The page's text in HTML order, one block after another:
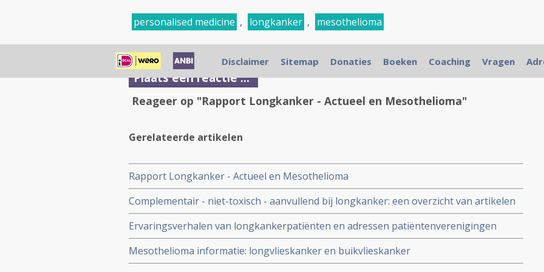
personalised medicine , longkanker , mesothelioma
Plaats een reactie ...
Reageer op "Rapport Longkanker - Actueel en Mesothelioma"
Gerelateerde artikelen
Rapport Longkanker - Actueel en Mesothelioma
Complementair - niet-toxisch - aanvullend bij longkanker: een overzicht van artikelen
en studie resultaten met niet toxische behandelingen, voedingstoffen en andere
middelen als aanvulling of als mono behandeling van longkanker
Ervaringsverhalen van longkankerpatiënten en adressen patiëntenverenigingen
longkanker
Mesothelioma informatie: longvlieskanker en buikvlieskanker
Disclaimer Sitemap Donaties Boeken Coaching Vragen